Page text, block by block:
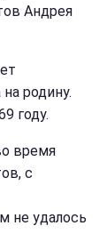
Андрея
родину.
году.
время
с
не удалось